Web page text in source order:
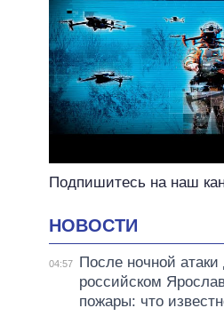
Подпишитесь на наш
НОВОСТИ
04:57
После ночной атаки
российском
пожары: что